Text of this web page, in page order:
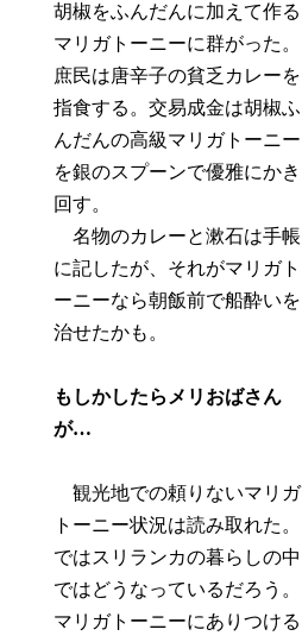
胡椒をふんだんに加えて作る
マリガトーニーに群がった。
庶民は唐辛子の貧乏カレーを
指食する。交易成金は胡椒ふ
んだんの高級マリガトーニー
を銀のスプーンで優雅にかき
回す。
名物のカレーと漱石は手帳
に記したが、それがマリガト
ーニーなら朝飯前で船酔いを
治せたかも。
もしかしたらメリおばさん
が…
観光地での頼りないマリガ
トーニー状況は読み取れた。
ではスリランカの暮らしの中
ではどうなっているだろう。
マリガトーニーにありつける